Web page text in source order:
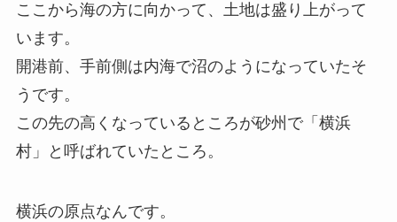
ここから海の方に向かって、土地は盛り上がって
います。
開港前、手前側は内海で沼のようになっていたそ
うです。
この先の高くなっているところが砂州で「横浜
村」と呼ばれていたところ。
横浜の原点なんです。